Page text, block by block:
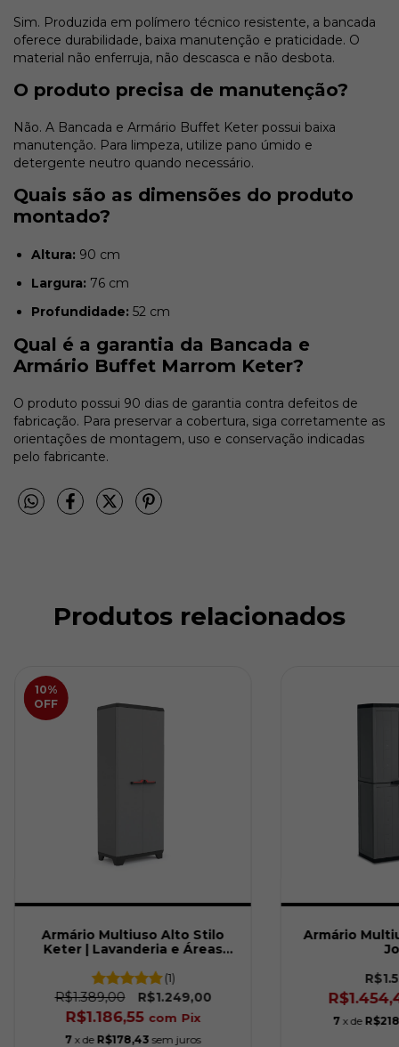
Sim. Produzida em polímero técnico resistente, a bancada
oferece durabilidade, baixa manutenção e praticidade. O
material não enferruja, não descasca e não desbota.
O produto precisa de manutenção?
Não. A Bancada e Armário Buffet Keter possui baixa
manutenção. Para limpeza, utilize pano úmido e
detergente neutro quando necessário.
Quais são as dimensões do produto
montado?
Altura: 90 cm
Largura: 76 cm
Profundidade: 52 cm
Qual é a garantia da Bancada e
Armário Buffet Marrom Keter?
O produto possui 90 dias de garantia contra defeitos de
fabricação. Para preservar a cobertura, siga corretamente as
orientações de montagem, uso e conservação indicadas
pelo fabricante.
Produtos relacionados
10%
OFF
Armário Multiuso Alto Stilo
Keter | Lavanderia e Áreas
(1)
R$1.389,00 R$1.249,00
R$1.186,55 com Pix
7 x de R$178,43 sem juros
Armário
7 x de